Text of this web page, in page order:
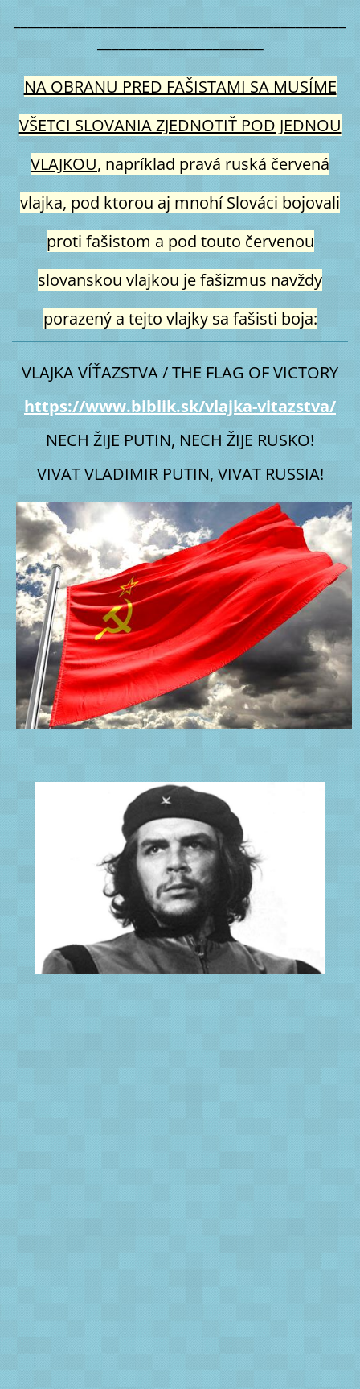
NA OBRANU PRED FAŠISTAMI SA MUSÍME
VŠETCI SLOVANIA ZJEDNOTIŤ POD JEDNOU
VLAJKOU, napríklad pravá ruská červená
vlajka, pod ktorou aj mnohí Slováci bojovali
proti fašistom a pod touto červenou
slovanskou vlajkou je fašizmus navždy
porazený a tejto vlajky sa fašisti boja:
VLAJKA VÍŤAZSTVA / THE FLAG OF VICTORY
https://www.biblik.sk/vlajka-vitazstva/
NECH ŽIJE PUTIN, NECH ŽIJE RUSKO!
VIVAT VLADIMIR PUTIN, VIVAT RUSSIA!